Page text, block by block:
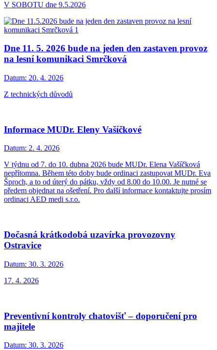
V SOBOTU dne 9.5.2026
Dne 11. 5. 2026 bude na jeden den zastaven provoz
na lesní komunikaci Smrčková
Datum: 20. 4. 2026
Z technických důvodů
Informace MUDr. Eleny Vašíčkové
Datum: 2. 4. 2026
V týdnu od 7. do 10. dubna 2026 bude MUDr. Elena Vašíčková
nepřítomna. Během této doby bude ordinaci zastupovat MUDr. Eva
Šproch, a to od úterý do pátku, vždy od 8.00 do 10.00. Je nutné se
předem objednat na ošetření. Pro další informace kontaktujte prosím
ordinaci AED medi s.r.o.
Dočasná krátkodobá uzavírka provozovny
Ostravice
Datum: 30. 3. 2026
17. 4. 2026
Preventivní kontroly chatovišť – doporučení pro
majitele
Datum: 30. 3. 2026